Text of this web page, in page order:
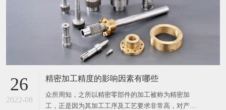
26
2022-08
精密加工精度的影响因素有哪些
众所周知，之所以精密零部件的加工被称为精密加
工，正是因为其加工工序及工艺要求非常高，对产品